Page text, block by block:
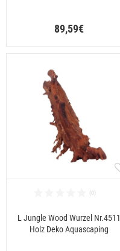
89,59€
L Jungle Wood Wurzel Nr.4511
Holz Deko Aquascaping